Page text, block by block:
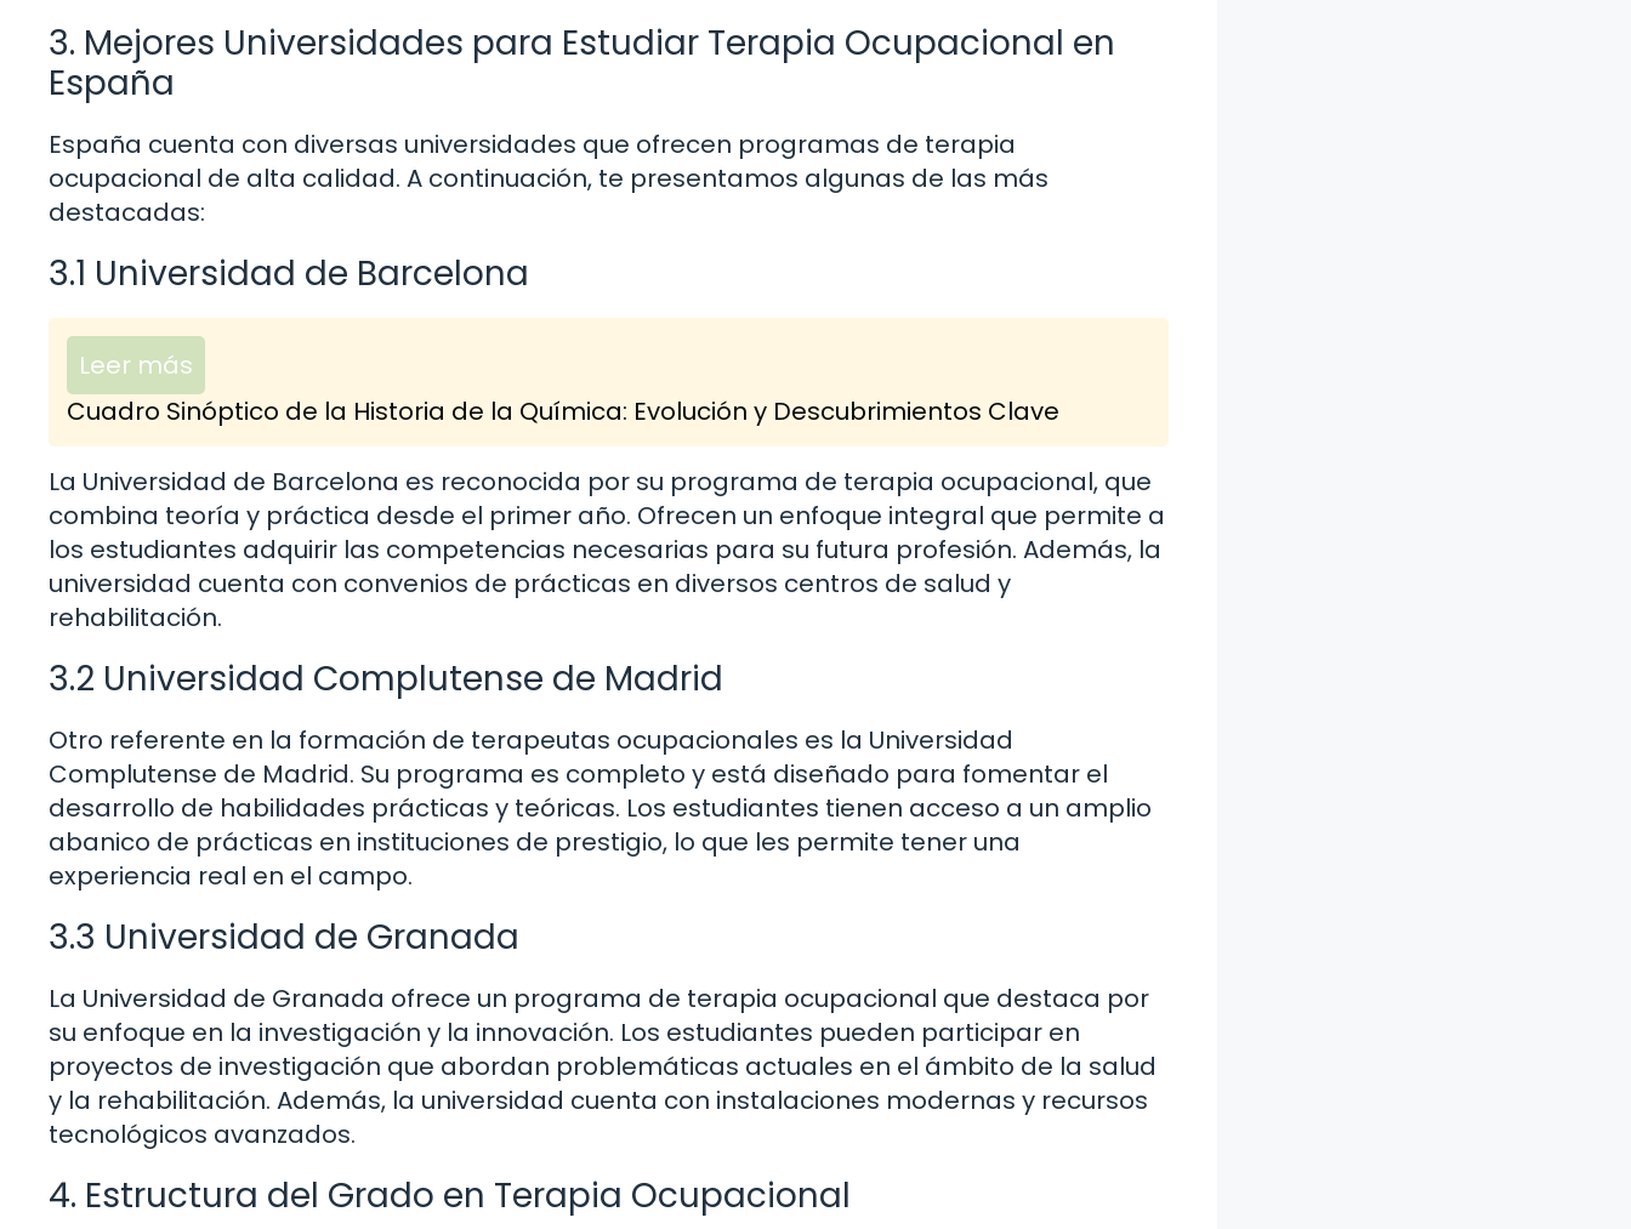
3. Mejores Universidades para Estudiar Terapia Ocupacional en
España
España cuenta con diversas universidades que ofrecen programas de terapia
ocupacional de alta calidad. A continuación, te presentamos algunas de las más
destacadas:
3.1 Universidad de Barcelona
Leer más
Cuadro Sinóptico de la Historia de la Química: Evolución y Descubrimientos Clave
La Universidad de Barcelona es reconocida por su programa de terapia ocupacional, que
combina teoría y práctica desde el primer año. Ofrecen un enfoque integral que permite a
los estudiantes adquirir las competencias necesarias para su futura profesión. Además, la
universidad cuenta con convenios de prácticas en diversos centros de salud y
rehabilitación.
3.2 Universidad Complutense de Madrid
Otro referente en la formación de terapeutas ocupacionales es la Universidad
Complutense de Madrid. Su programa es completo y está diseñado para fomentar el
desarrollo de habilidades prácticas y teóricas. Los estudiantes tienen acceso a un amplio
abanico de prácticas en instituciones de prestigio, lo que les permite tener una
experiencia real en el campo.
3.3 Universidad de Granada
La Universidad de Granada ofrece un programa de terapia ocupacional que destaca por
su enfoque en la investigación y la innovación. Los estudiantes pueden participar en
proyectos de investigación que abordan problemáticas actuales en el ámbito de la salud
y la rehabilitación. Además, la universidad cuenta con instalaciones modernas y recursos
tecnológicos avanzados.
4. Estructura del Grado en Terapia Ocupacional